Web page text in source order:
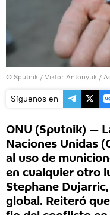
© Sputnik / Viktor Antonyuk /
Síguenos en
ONU (Sputnik) —
Naciones Unidas
al uso de
en cualquier otro
Stephane
global. Reiteró